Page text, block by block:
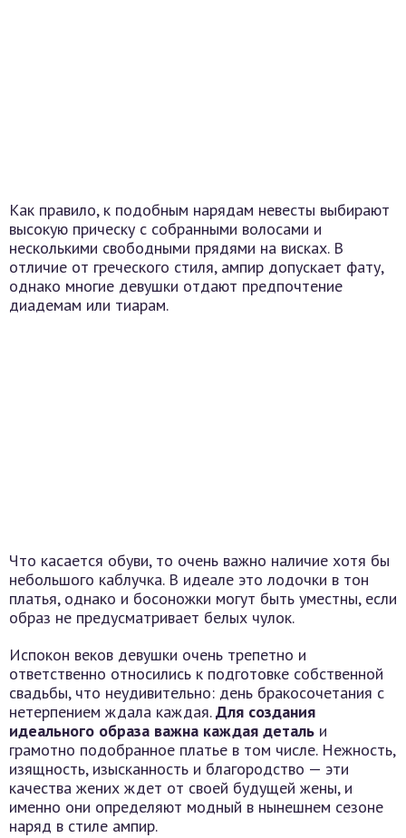
Как правило, к подобным нарядам невесты выбирают
высокую прическу с собранными волосами и
несколькими свободными прядями на висках. В
отличие от греческого стиля, ампир допускает фату,
однако многие девушки отдают предпочтение
диадемам или тиарам.
Что касается обуви, то очень важно наличие хотя бы
небольшого каблучка. В идеале это лодочки в тон
платья, однако и босоножки могут быть уместны, если
образ не предусматривает белых чулок.
Испокон веков девушки очень трепетно и
ответственно относились к подготовке собственной
свадьбы, что неудивительно: день бракосочетания с
нетерпением ждала каждая.Для создания
идеального образа важна каждая деталь и
грамотно подобранное платье в том числе. Нежность,
изящность, изысканность и благородство — эти
качества жених ждет от своей будущей жены, и
именно они определяют модный в нынешнем сезоне
наряд в стиле ампир.